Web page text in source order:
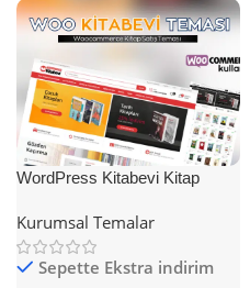
WordPress Kitabevi Kitap
Kurumsal Temalar
Sepette Ekstra indirim